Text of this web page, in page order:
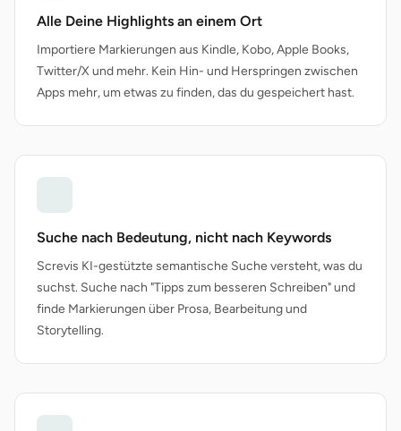
Alle Deine Highlights an einem Ort
Importiere Markierungen aus Kindle, Kobo, Apple Books,
Twitter/X und mehr. Kein Hin- und Herspringen zwischen
Apps mehr, um etwas zu finden, das du gespeichert hast.
Suche nach Bedeutung, nicht nach Keywords
Screvis KI-gestützte semantische Suche versteht, was du
suchst. Suche nach "Tipps zum besseren Schreiben" und
finde Markierungen über Prosa, Bearbeitung und
Storytelling.